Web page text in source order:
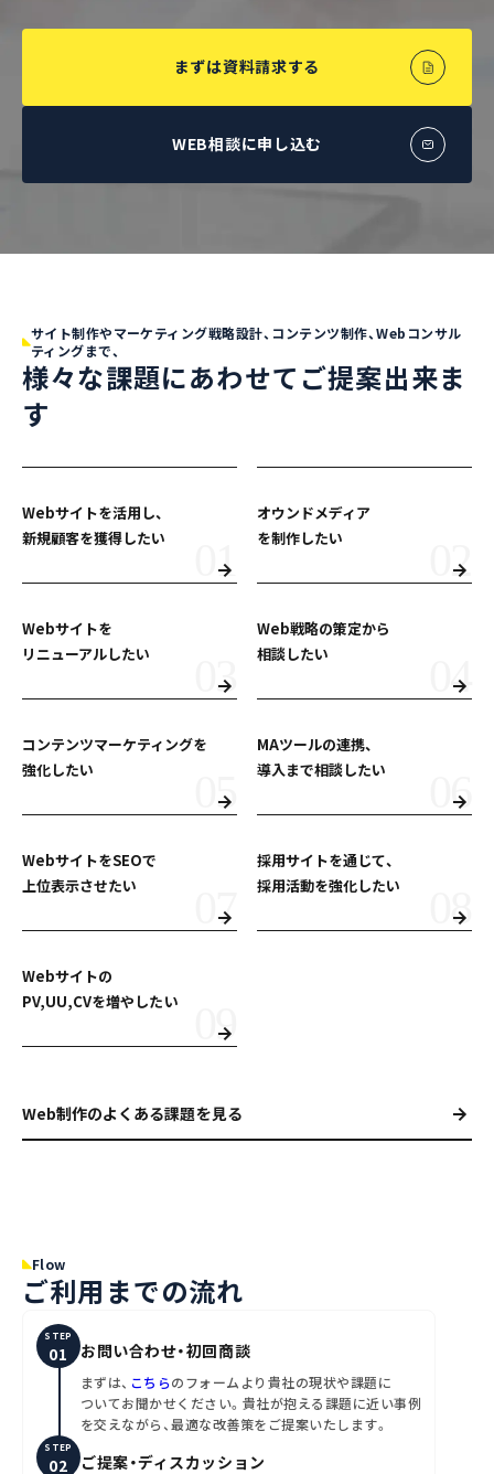
まずは資料請求する
WEB相談に申し込む
サイト制作やマーケティング戦略設計、コンテンツ制作、Webコンサル
ティングまで、
様々な課題にあわせてご提案出来ま
す
Webサイトを活用し、
新規顧客を獲得したい
オウンドメディア
を制作したい
Webサイトを
リニューアルしたい
Web戦略の策定から
相談したい
コンテンツマーケティングを
強化したい
MAツールの連携、
導入まで相談したい
WebサイトをSEOで
上位表示させたい
採用サイトを通じて、
採用活動を強化したい
Webサイトの
PV,UU,CVを増やしたい
Web制作のよくある課題を見る
Flow
ご利用までの流れ
STEP
お問い合わせ・初回商談
まずは、 こちらのフォームより貴社の現状や課題に
ついてお聞かせください。貴社が抱える課題に近い事例
を交えながら、最適な改善策をご提案いたします。
STEP
ご提案・ディスカッション